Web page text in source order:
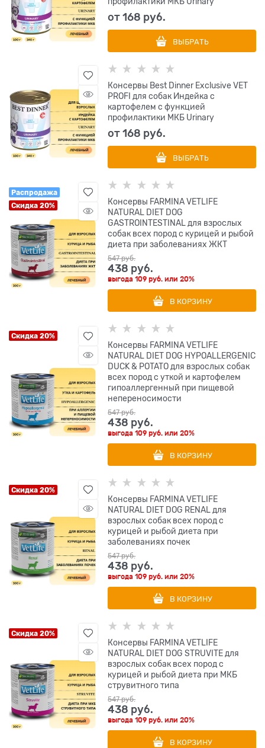
от168 руб.
ВЫБРАТЬ
Консервы Best Dinner Exclusive VET
PROFI для собак Индейка с
картофелем с функцией
профилактики МКБ Urinary
от168 руб.
ВЫБРАТЬ
Распродажа
Скидка 20%
Консервы FARMINA VETLIFE
NATURAL DIET DOG
GASTROINTESTINAL для взрослых
собак всех пород с курицей и рыбой
диета при заболеваниях ЖКТ
547 руб.
438 руб.
выгода109 руб. или20%
В КОРЗИНУ
Скидка 20%
Консервы FARMINA VETLIFE
NATURAL DIET DOG HYPOALLERGENIC
DUCK & POTATO для взрослых собак
всех пород с уткой и картофелем
гипоаллергенный при пищевой
непереносимости
547 руб.
438 руб.
выгода109 руб. или20%
В КОРЗИНУ
Скидка 20%
Консервы FARMINA VETLIFE
NATURAL DIET DOG RENAL для
взрослых собак всех пород с
курицей и рыбой диета при
заболеваниях почек
547 руб.
438 руб.
выгода109 руб. или20%
В КОРЗИНУ
Скидка 20%
Консервы FARMINA VETLIFE
NATURAL DIET DOG STRUVITE для
взрослых собак всех пород с
курицей и рыбой диета при МКБ
струвитного типа
547 руб.
438 руб.
выгода109 руб. или20%
В КОРЗИНУ